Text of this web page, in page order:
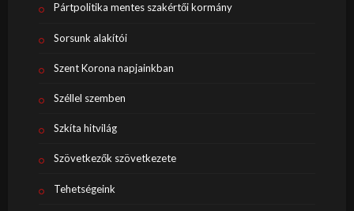
Pártpolitika mentes szakértői kormány
Sorsunk alakítói
Szent Korona napjainkban
Széllel szemben
Szkíta hitvilág
Szövetkezők szövetkezete
Tehetségeink